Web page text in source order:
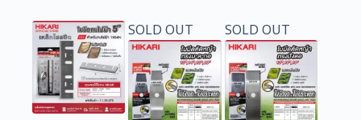
฿190
฿215
through
฿300
SOLD OUT SOLD OUT